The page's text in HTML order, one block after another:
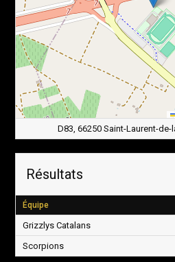
D83, 66250 Saint-Laurent-de-
Résultats
Équipe
Grizzlys Catalans
Scorpions